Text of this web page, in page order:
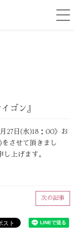
ゴン』
27日(水)18：00》お
させて頂きまし
上げます。
次の記事